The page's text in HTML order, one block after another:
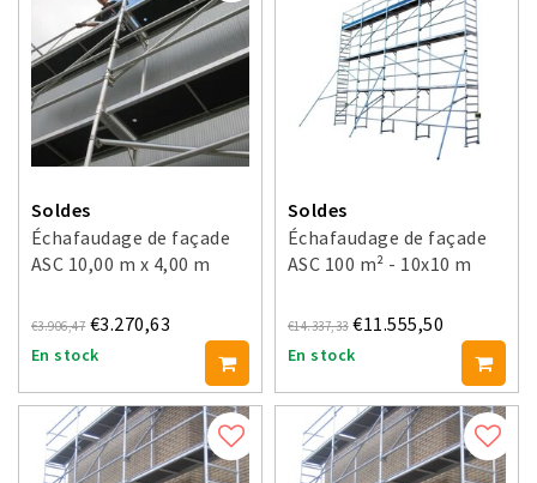
Soldes
Échafaudage de façade
ASC 10,00 m x 4,00 m
€3.906,47 €3.270,63
En stock
Soldes
Échafaudage de façade
ASC 100 m² - 10x10 m
€14.337,33 €11.555,50
En stock